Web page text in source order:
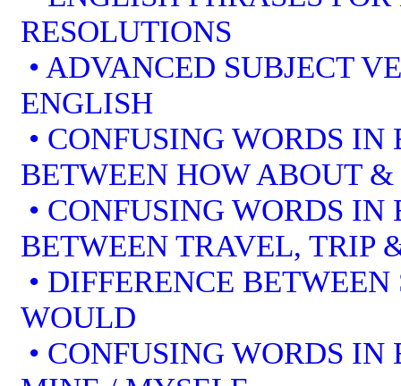
RESOLUTIONS
• ADVANCED SUBJECT
ENGLISH
• CONFUSING WORDS
BETWEEN HOW ABOUT
• CONFUSING WORDS
BETWEEN TRAVEL, TRIP
• DIFFERENCE
WOULD
• CONFUSING WORDS